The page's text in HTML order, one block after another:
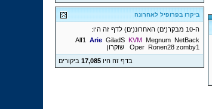
ביקרו בפרופיל לאחרונה
ה-10 מבקר(ים) האחרונ(ים) לדף זה היו:
Alf1
Arie GiladS KVM Megnum NetBack
Oper Ronen28 zomby1
שוקרון
בדף זה היו17,085 ביקורים